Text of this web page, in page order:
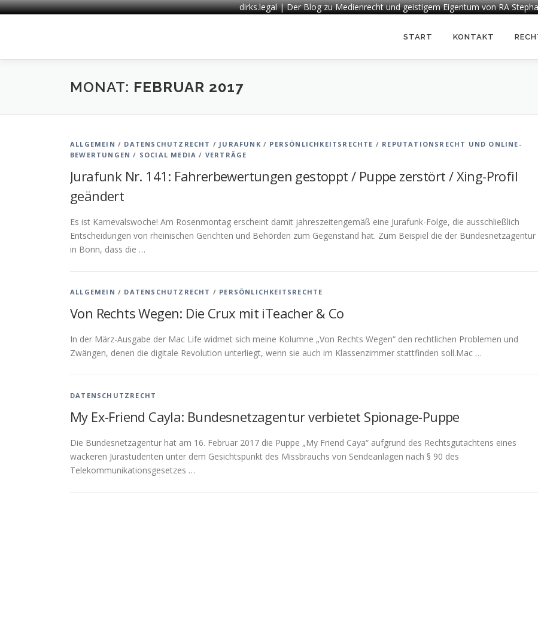
dirks.legal | Der Blog zu Medienrecht und geistigem Eigentum von RA
START KONTAKT
MONAT: FEBRUAR 2017
ALLGEMEIN / DATENSCHUTZRECHT / JURAFUNK / PERSÖNLICHKEITSRECHTE / REPUTATIONSRECHT UND ONLINE-
BEWERTUNGEN / SOCIAL MEDIA / VERTRÄGE
Jurafunk Nr. 141: Fahrerbewertungen gestoppt / Puppe zerstört / Xing-Profil
geändert
Es ist Karnevalswoche! Am Rosenmontag erscheint damit jahreszeitengemäß eine Jurafunk-Folge, die ausschließlich
Entscheidungen von rheinischen Gerichten und Behörden zum Gegenstand hat. Zum Beispiel die der Bundesnetzagentur
in Bonn, dass die …
ALLGEMEIN / DATENSCHUTZRECHT / PERSÖNLICHKEITSRECHTE
Von Rechts Wegen: Die Crux mit iTeacher & Co
In der März-Ausgabe der Mac Life widmet sich meine Kolumne „Von Rechts Wegen“ den rechtlichen Problemen und
Zwängen, denen die digitale Revolution unterliegt, wenn sie auch im Klassenzimmer stattfinden soll.Mac …
DATENSCHUTZRECHT
My Ex-Friend Cayla: Bundesnetzagentur verbietet Spionage-Puppe
Die Bundesnetzagentur hat am 16. Februar 2017 die Puppe „My Friend Caya“ aufgrund des Rechtsgutachtens eines
wackeren Jurastudenten unter dem Gesichtspunkt des Missbrauchs von Sendeanlagen nach § 90 des
Telekommunikationsgesetzes …